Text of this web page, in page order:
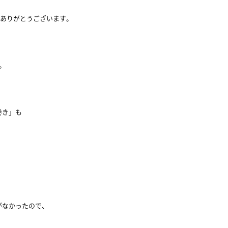
りがとうございます。
き」も
かったので、